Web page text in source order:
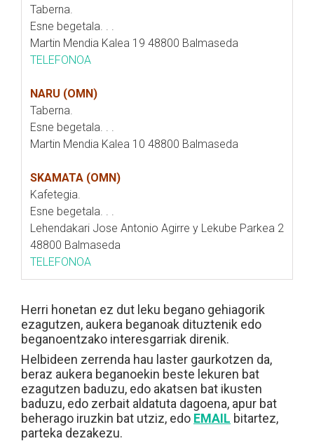
Taberna.
Esne begetala. . .
Martin Mendia Kalea 19 48800 Balmaseda
TELEFONOA
NARU (OMN)
Taberna.
Esne begetala. . .
Martin Mendia Kalea 10 48800 Balmaseda
SKAMATA (OMN)
Kafetegia.
Esne begetala. . .
Lehendakari Jose Antonio Agirre y Lekube Parkea 2
48800 Balmaseda
TELEFONOA
Herri honetan ez dut leku begano gehiagorik
ezagutzen, aukera beganoak dituztenik edo
beganoentzako interesgarriak direnik.
Helbideen zerrenda hau laster gaurkotzen da,
beraz aukera beganoekin beste lekuren bat
ezagutzen baduzu, edo akatsen bat ikusten
baduzu, edo zerbait aldatuta dagoena, apur bat
beherago iruzkin bat utziz, edo EMAIL bitartez,
parteka dezakezu.